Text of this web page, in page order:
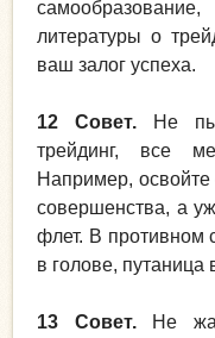
литературы о
ваш залог успеха.
12 Совет.Не
трейдинг, все
Например, освойте
совершенства, а
флет. В противном
в голове, путаница
13 Совет.Не